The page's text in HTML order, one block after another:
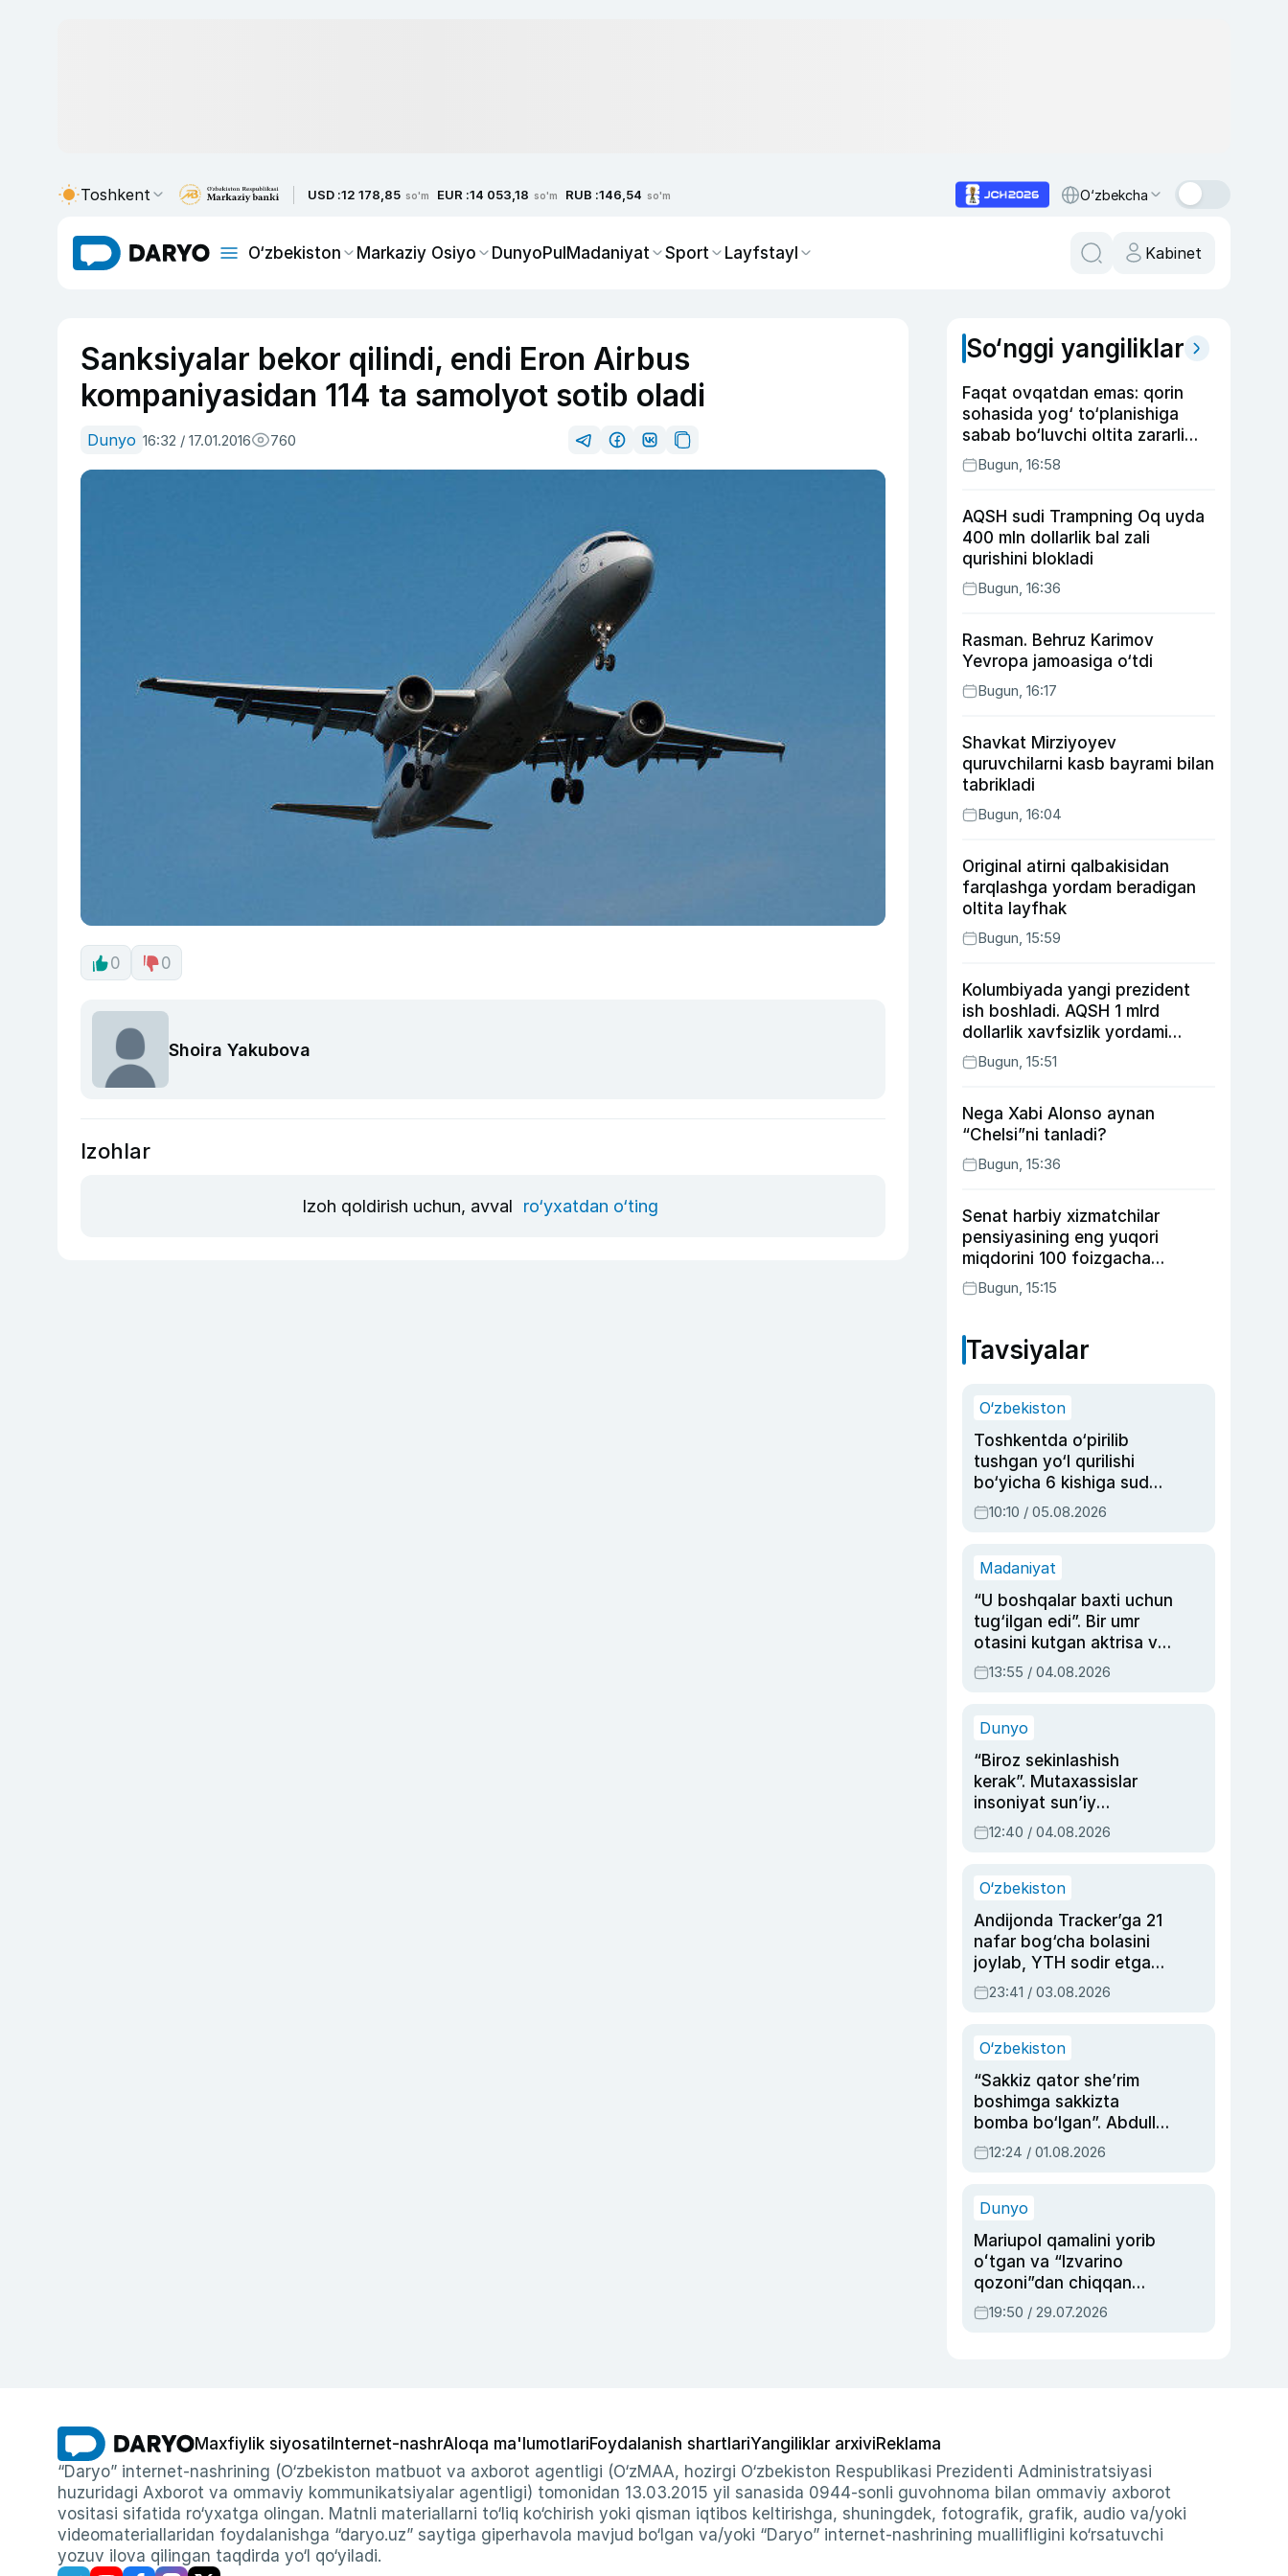
Toshkent USD :12 178,85 so'm EUR :14 053,18 so'm RUB :146,54 so'm O‘zbekcha
O‘zbekiston Markaziy Osiyo DunyoPulMadaniyat Sport Layfstayl Kabinet
Sanksiyalar bekor qilindi, endi Eron Airbus
kompaniyasidan 114 ta samolyot sotib oladi
Dunyo 16:32 / 17.01.2016 760
0 0
Shoira Yakubova
Izohlar
Izoh qoldirish uchun, avval ro‘yxatdan o‘ting
So‘nggi yangiliklar
Faqat ovqatdan emas: qorin
sohasida yog‘ to‘planishiga
sabab bo‘luvchi oltita zararli
odatBugun, 16:58
AQSH sudi Trampning Oq uyda
400 mln dollarlik bal zali
qurishini blokladi
Bugun, 16:36
Rasman. Behruz Karimov
Yevropa jamoasiga o‘tdi
Bugun, 16:17
Shavkat Mirziyoyev
quruvchilarni kasb bayrami bilan
tabrikladi
Bugun, 16:04
Original atirni qalbakisidan
farqlashga yordam beradigan
oltita layfhak
Bugun, 15:59
Kolumbiyada yangi prezident
ish boshladi. AQSH 1 mlrd
dollarlik xavfsizlik yordami
bermoqchi
Bugun, 15:51
Nega Xabi Alonso aynan
“Chelsi”ni tanladi?
Bugun, 15:36
Senat harbiy xizmatchilar
pensiyasining eng yuqori
miqdorini 100 foizgacha
oshirishni nazarda tutuvchi
qonunni ma’qulladi
Bugun, 15:15
Tavsiyalar
O‘zbekiston
Toshkentda o‘pirilib
tushgan yo‘l qurilishi
bo‘yicha 6 kishiga sud
hukmi o‘qildi
10:10 / 05.08.2026
Madaniyat
“U boshqalar baxti uchun
tug‘ilgan edi”. Bir umr
otasini kutgan aktrisa va
dublyaj ustasi Rimma
Ahmedovaning
13:55 / 04.08.2026
Dunyo
“Biroz sekinlashish
kerak”. Mutaxassislar
insoniyat sun’iy
intellektni boshqara
olmay qolishidan xavotir
12:40 / 04.08.2026
O‘zbekiston
Andijonda Tracker’ga 21
nafar bog‘cha bolasini
joylab, YTH sodir etgan
ayolga sud hukmi o‘qildi
23:41 / 03.08.2026
O‘zbekiston
“Sakkiz qator she’rim
boshimga sakkizta
bomba bo‘lgan”. Abdulla
Oripovni siyosiy
ayblovlardan asrab
12:24 / 01.08.2026
Dunyo
Mariupol qamalini yorib
oʻtgan va “Izvarino
qozoni”dan chiqqan
qahramon — Ukraina
armiyasi bosh
19:50 / 29.07.2026
Maxfiylik siyosati Internet-nashrAloqa ma'lumotlariFoydalanish shartlariYangiliklar arxiviReklama
“Daryo” internet-nashrining (O‘zbekiston matbuot va axborot agentligi (O‘zMAA, hozirgi O‘zbekiston Respublikasi Prezidenti Administratsiyasi
huzuridagi Axborot va ommaviy kommunikatsiyalar agentligi) tomonidan 13.03.2015 yil sanasida 0944-sonli guvohnoma bilan ommaviy axborot
vositasi sifatida ro‘yxatga olingan. Matnli materiallarni to‘liq ko‘chirish yoki qisman iqtibos keltirishga, shuningdek, fotografik, grafik, audio va/yoki
videomateriallaridan foydalanishga “daryo.uz” saytiga giperhavola mavjud bo‘lgan va/yoki “Daryo” internet-nashrining muallifligini ko‘rsatuvchi
yozuv ilova qilingan taqdirda yo‘l qo‘yiladi.